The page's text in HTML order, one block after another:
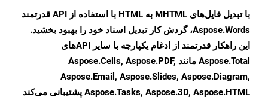
با تبدیل فایل‌های MHTML به HTML با استفاده از API قدرتمند
Aspose.Words، گردش کار تبدیل اسناد خود را بهبود بخشید.
این راهکار قدرتمند از ادغام یکپارچه با سایر APIهای
Aspose.Total مانند Aspose.Cells, Aspose.PDF,
Aspose.Email, Aspose.Slides, Aspose.Diagram,
Aspose.Tasks, Aspose.3D, Aspose.HTML پشتیبانی می‌کند